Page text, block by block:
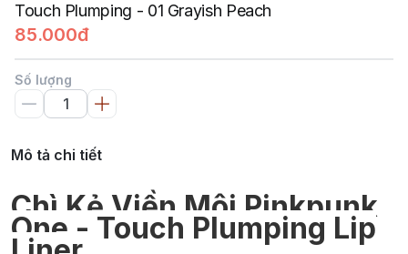
Touch Plumping - 01 Grayish Peach
85.000đ
Số lượng
Mô tả chi tiết
Chì Kẻ Viền Môi Pinkpunk
One - Touch Plumping Lip